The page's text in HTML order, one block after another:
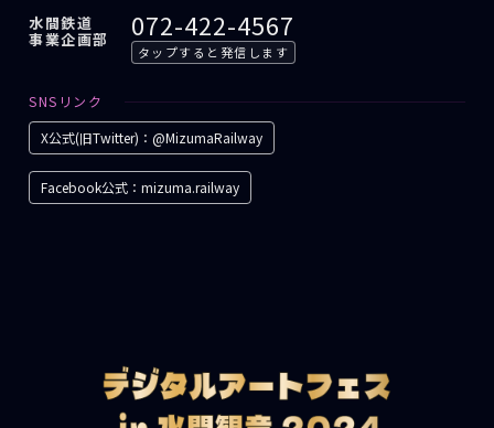
水間鉄道
事業企画部 072-422-4567
タップすると発信します
SNSリンク
X公式(旧Twitter)：@MizumaRailway
Facebook公式：mizuma.railway